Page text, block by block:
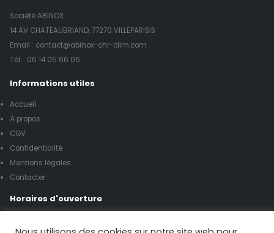
Société ABINOX
14 AV CHATEAUBRIAND, 77270 VILLEPARISIS
Email : contact@abinox-chr-clim.com
Tél. : 06 14 05 66 06
Informations utiles
Accueil
À propos
CGV
Confidentialité
Mentions légales
Contacter
Horaires d'ouverture